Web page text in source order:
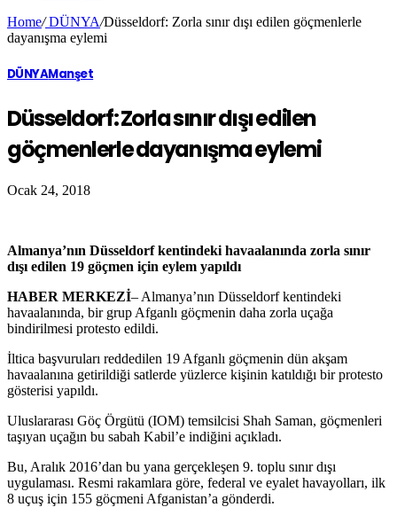
Home/DÜNYA/Düsseldorf: Zorla sınır dışı edilen göçmenlerle
dayanışma eylemi
DÜNYAManşet
Düsseldorf: Zorla sınır dışı edilen
göçmenlerle dayanışma eylemi
Ocak 24, 2018
Almanya’nın Düsseldorf kentindeki havaalanında zorla sınır
dışı edilen 19 göçmen için eylem yapıldı
HABER MERKEZİ– Almanya’nın Düsseldorf kentindeki
havaalanında, bir grup Afganlı göçmenin daha zorla uçağa
bindirilmesi protesto edildi.
İltica başvuruları reddedilen 19 Afganlı göçmenin dün akşam
havaalanına getirildiği satlerde yüzlerce kişinin katıldığı bir protesto
gösterisi yapıldı.
Uluslararası Göç Örgütü (IOM) temsilcisi Shah Saman, göçmenleri
taşıyan uçağın bu sabah Kabil’e indiğini açıkladı.
Bu, Aralık 2016’dan bu yana gerçekleşen 9. toplu sınır dışı
uygulaması. Resmi rakamlara göre, federal ve eyalet havayolları, ilk
8 uçuş için 155 göçmeni Afganistan’a gönderdi.